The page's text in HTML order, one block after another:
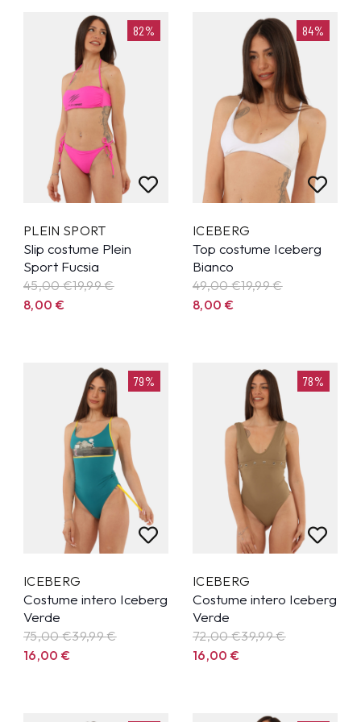
82%
PLEIN SPORT
Slip costume Plein
Sport Fucsia
45,00 €19,99€
8,00 €
84%
ICEBERG
Top costume Iceberg
Bianco
49,00 €19,99€
8,00 €
79%
ICEBERG
Costume intero Iceberg
Verde
75,00 €39,99€
16,00€
78%
ICEBERG
Costume intero Iceberg
Verde
72,00 €39,99€
16,00€